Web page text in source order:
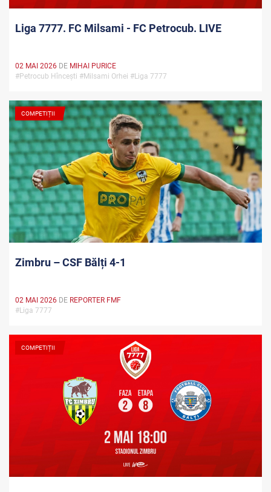
Liga 7777. FC Milsami - FC Petrocub. LIVE
02 MAI 2026 DE MIHAI PURICE
#Petrocub Hîncești #Milsami Orhei #Liga 7777
COMPETIȚII
Zimbru – CSF Bălți 4-1
02 MAI 2026 DE REPORTER FMF
#Liga 7777
COMPETIȚII